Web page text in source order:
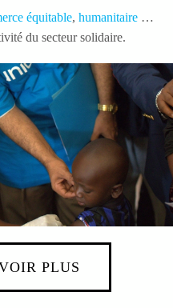
équitable, humanitaire …
du secteur solidaire.
PLUS